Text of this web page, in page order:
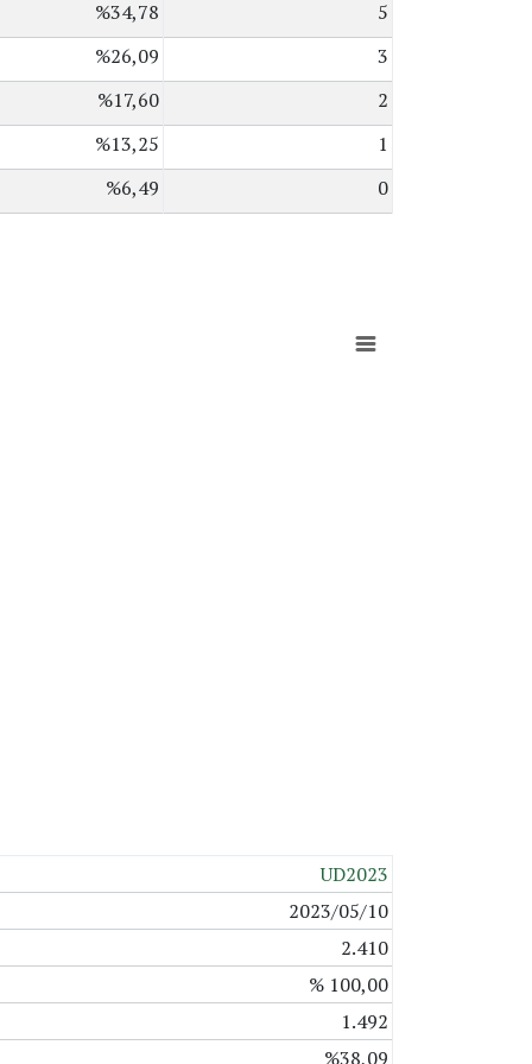
%34,78
5
%26,09
3
%17,60
2
%13,25
1
%6,49 0
UD2023
2023/05/10
2.410
% 100,00
1.492
%38,09